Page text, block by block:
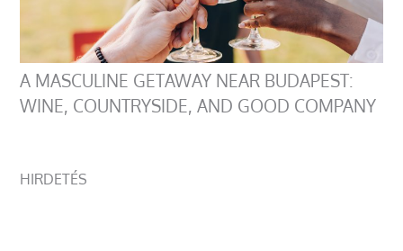
A MASCULINE GETAWAY NEAR BUDAPEST:
WINE, COUNTRYSIDE, AND GOOD COMPANY
HIRDETÉS